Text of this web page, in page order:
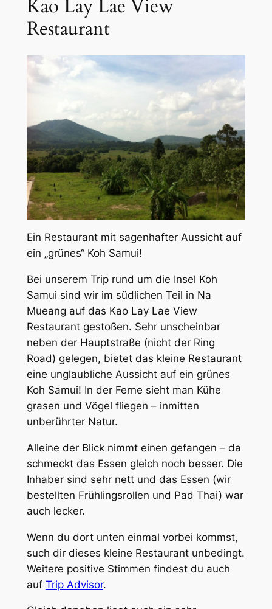
Kao Lay Lae View
Restaurant
Ein Restaurant mit sagenhafter Aussicht auf
ein „grünes“ Koh Samui!
Bei unserem Trip rund um die Insel Koh
Samui sind wir im südlichen Teil in Na
Mueang auf das Kao Lay Lae View
Restaurant gestoßen. Sehr unscheinbar
neben der Hauptstraße (nicht der Ring
Road) gelegen, bietet das kleine Restaurant
eine unglaubliche Aussicht auf ein grünes
Koh Samui! In der Ferne sieht man Kühe
grasen und Vögel fliegen – inmitten
unberührter Natur.
Alleine der Blick nimmt einen gefangen – da
schmeckt das Essen gleich noch besser. Die
Inhaber sind sehr nett und das Essen (wir
bestellten Frühlingsrollen und Pad Thai) war
auch lecker.
Wenn du dort unten einmal vorbei kommst,
such dir dieses kleine Restaurant unbedingt.
Weitere positive Stimmen findest du auch
auf Trip Advisor.